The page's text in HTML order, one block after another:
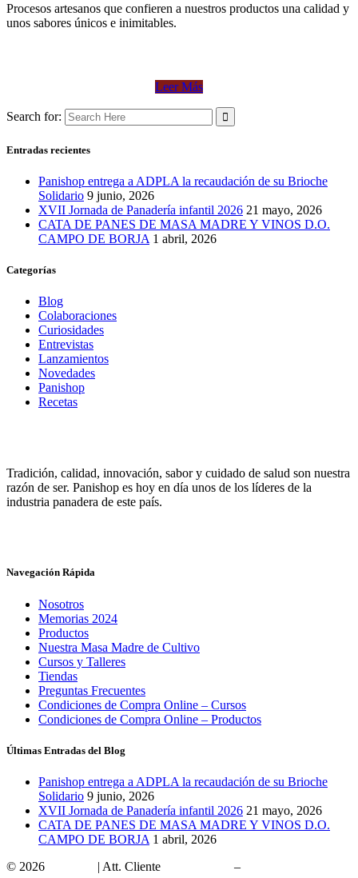
Procesos artesanos que confieren a nuestros productos una calidad y
unos sabores únicos e inimitables.
Leer Más
Search for:
Entradas recientes
Panishop entrega a ADPLA la recaudación de su Brioche
Solidario 9 junio, 2026
XVII Jornada de Panadería infantil 2026 21 mayo, 2026
CATA DE PANES DE MASA MADRE Y VINOS D.O.
CAMPO DE BORJA 1 abril, 2026
Categorías
Blog
Colaboraciones
Curiosidades
Entrevistas
Lanzamientos
Novedades
Panishop
Recetas
Tradición, calidad, innovación, sabor y cuidado de salud son nuestra
razón de ser. Panishop es hoy en día unos de los líderes de la
industria panadera de este país.
Navegación Rápida
Nosotros
Memorias 2024
Productos
Nuestra Masa Madre de Cultivo
Cursos y Talleres
Tiendas
Preguntas Frecuentes
Condiciones de Compra Online – Cursos
Condiciones de Compra Online – Productos
Últimas Entradas del Blog
Panishop entrega a ADPLA la recaudación de su Brioche
Solidario 9 junio, 2026
XVII Jornada de Panadería infantil 2026 21 mayo, 2026
CATA DE PANES DE MASA MADRE Y VINOS D.O.
CAMPO DE BORJA 1 abril, 2026
© 2026
| Att. Cliente
–